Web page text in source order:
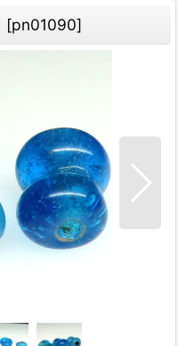
[pn01090]